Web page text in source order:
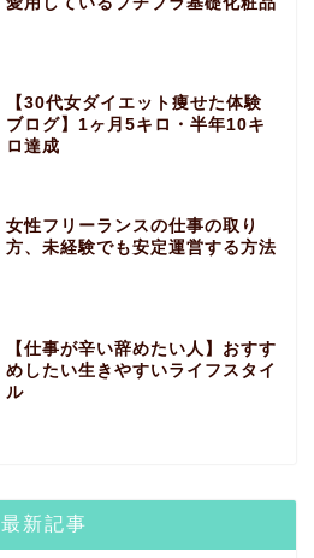
【30代女ダイエット痩せた体験
ブログ】1ヶ月5キロ・半年10キ
ロ達成
女性フリーランスの仕事の取り
方、未経験でも安定運営する方法
【仕事が辛い辞めたい人】おすす
めしたい生きやすいライフスタイ
ル
最新記事